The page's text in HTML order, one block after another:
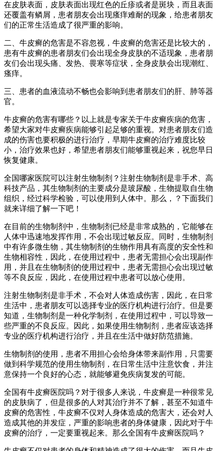
在皮肤表面，皮肤表面出现红色的丘疹或者是斑块，而且表面
还覆盖有鳞屑，患者朋友会出现瘙痒难耐的现象，给患者朋友
们的正常生活造成了很严重的影响。
二、牛皮癣的危害是不容忽视，牛皮癣的危害还是比较大的，
患有牛皮癣的患者朋友们会出现全身皮肤的不适现象，患者朋
友们会出现头痛、发热、畏寒等症状，全身皮肤会出现潮红、
瘙痒。
三、患者的血液流动不畅也会影响到患者朋友们的肝、肺等器
官。
牛皮癣的危害有哪些？以上就是专家关于牛皮癣疾病的危害，
希望大家对牛皮癣疾病能够引起足够的重视。对患者朋友们造
成的伤害也要积极的进行治疗，早期牛皮癣的治疗难度比较
小，治疗效果也好，希望患者朋友们能够重视起来，祝您早日
恢复健康。
全国哪家医院可以注射生物制剂？注射生物制剂是非手术、高
科技产品，其生物制剂的主要成分是玻尿酸，生物提取自生物
组织，经过科学检验，可以使用到人体中。那么，？下面我们
就来详细了解一下吧！
在目前的生物制剂中，生物制剂已经是非常成熟的，它能够在
人体中迅速地发挥作用，不会出现过敏反应。同时，生物制剂
中有许多微生物，其生物制剂的生物作用具有高度的安全性和
生物相容性，因此，在使用过程中，患者无需担心会出现副作
用，并且在生物制剂的使用过程中，患者无需担心会出现过敏
等不良反应，因此，在使用过程中患者可以放心使用。
注射生物制剂是非手术，不会对人体造成伤害，因此，在日常
生活中，患者朋友可以选择专业的医疗机构进行治疗。但是要
知道，生物制剂是一种化学制剂，在使用过程中，可以导致一
些严重的不良反应。因此，如果使用生物制剂，患者应该选择
专业的医疗机构进行治疗，并且在生活中做好防范措施。
生物制剂的使用，患者不用担心会给身体带来副作用，只需要
做到科学规范的使用生物制剂，在日常生活中注意饮食，并注
意保持一个良好的心态，就能够避免疾病复发的可能。
全国有牛皮癣医院吗？对于很多人来说，牛皮癣是一种很常见
的皮肤病了，但是很多的人对其治疗并不了解，甚至不知道牛
皮癣的危害性，牛皮癣不仅对人身体造成的危害大，还会对人
造成其他的并发症，严重的影响患者的身体健康，因此对于牛
皮癣的治疗，一定要重视起来。那么全国有牛皮癣医院吗？